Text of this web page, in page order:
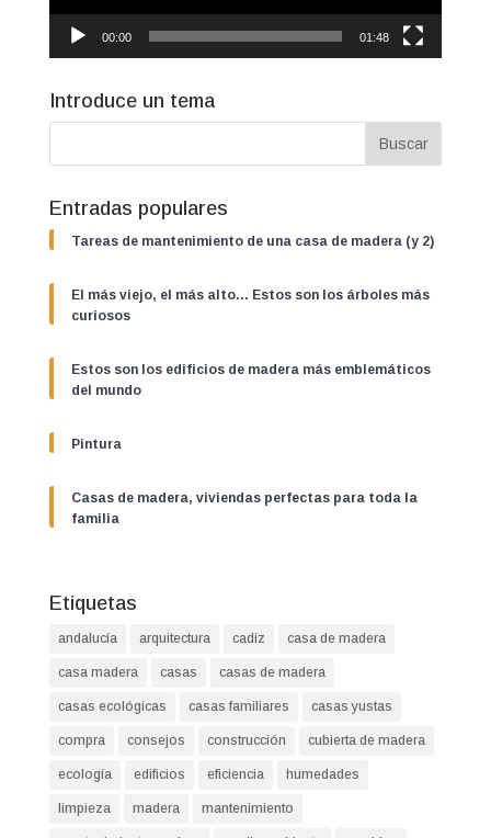
00:00 01:48
Introduce un tema
Entradas populares
Tareas de mantenimiento de una casa de madera (y 2)
El más viejo, el más alto… Estos son los árboles más
curiosos
Estos son los edificios de madera más emblemáticos
del mundo
Pintura
Casas de madera, viviendas perfectas para toda la
familia
Etiquetas
andalucía arquitectura cadiz casa de madera
casa madera casas casas de madera
casas ecológicas casas familiares casas yustas
compra consejos construcción cubierta de madera
ecología edificios eficiencia humedades
limpieza madera mantenimiento